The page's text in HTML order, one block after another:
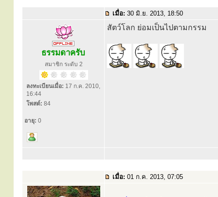
เมื่อ: 30 มิ.ย. 2013, 18:50
ธรรมดาครับ
สมาชิก ระดับ 2
ลงทะเบียนเมื่อ: 17 ก.ค. 2010,
16:44
โพสต์: 84
อายุ: 0
สัตว์โลก ย่อมเป็นไปตามกรรม
เมื่อ: 01 ก.ค. 2013, 07:05